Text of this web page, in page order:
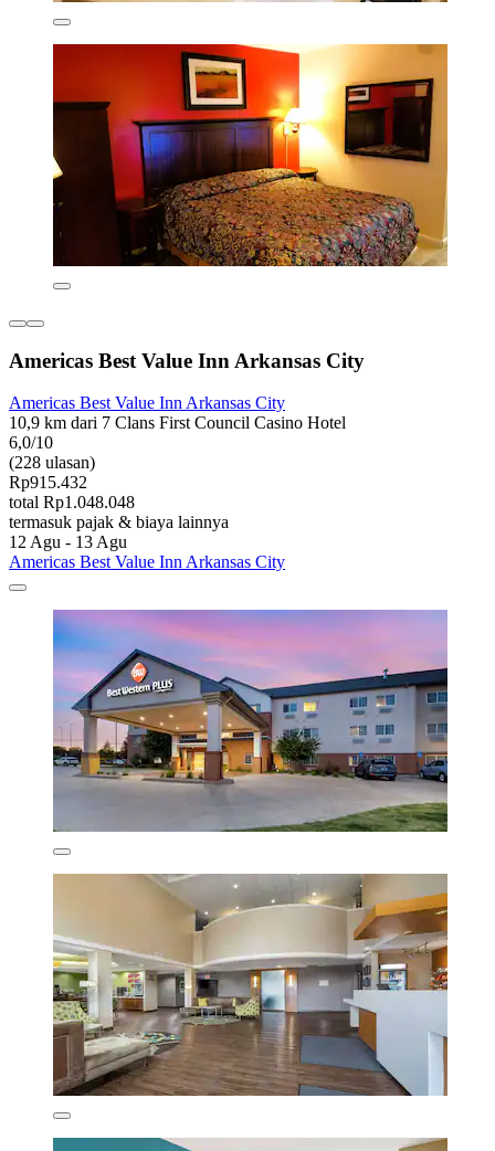
Americas Best Value Inn Arkansas City
Americas Best Value Inn Arkansas City
10,9 km dari 7 Clans First Council Casino Hotel
6,0/10
(228 ulasan)
Rp915.432
total Rp1.048.048
termasuk pajak & biaya lainnya
12 Agu - 13 Agu
Americas Best Value Inn Arkansas City